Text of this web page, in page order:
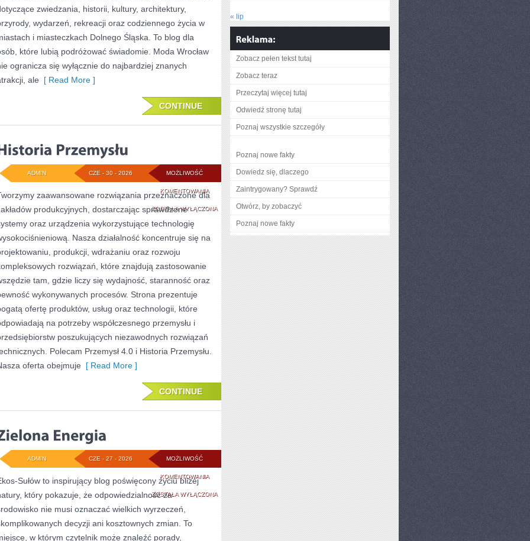
zwiedzania, historii, kultury, architektury,
wydarzeń, rekreacji oraz codziennego życia w
i miasteczkach Dolnego Śląska. To blog dla
które lubią podróżować świadomie. Moda Wrocław
ogranicza się wyłącznie do najbardziej znanych
ale [ Read More ]
CONTINUE
MOŻLIWOŚĆ
KOMENTOWANIAHISTORIA
PRZEMYSŁU
ZOSTAŁA WYŁĄCZONA
CZE - 30 - 2026
ADMIN
zaawansowane rozwiązania przeznaczone dla
produkcyjnych, dostarczając sprawdzone
oraz urządzenia wykorzystujące technologię
Nasza działalność koncentruje się na
produkcji, wdrażaniu oraz rozwoju
rozwiązań, które znajdują zastosowanie
tam, gdzie liczy się wydajność, staranność oraz
wykonywanych procesów. Strona prezentuje
ofertę produktów, usług oraz technologii, które
na potrzeby współczesnego przemysłu i
poszukujących niezawodnych rozwiązań
Polecam Przemysł 4.0 i Historia Przemysłu.
oferta obejmuje [ Read More ]
CONTINUE
MOŻLIWOŚĆ
KOMENTOWANIAZIELONA
ENERGIA
ZOSTAŁA WYŁĄCZONA
CZE - 27 - 2026
ADMIN
Sułów to inspirujący blog poświęcony życiu bliżej
który pokazuje, że odpowiedzialność za
nie musi oznaczać wielkich wyrzeczeń,
decyzji ani kosztownych zmian. To
w którym czytelnik może znaleźć porady,
« lip
Zobacz pełen tekst tutaj
Zobacz teraz
Przeczytaj więcej tutaj
Odwiedź stronę tutaj
Poznaj wszystkie szczegóły
Poznaj nowe fakty
Dowiedz się, dlaczego
Zaintrygowany? Sprawdź
Otwórz, by zobaczyć
Poznaj nowe fakty